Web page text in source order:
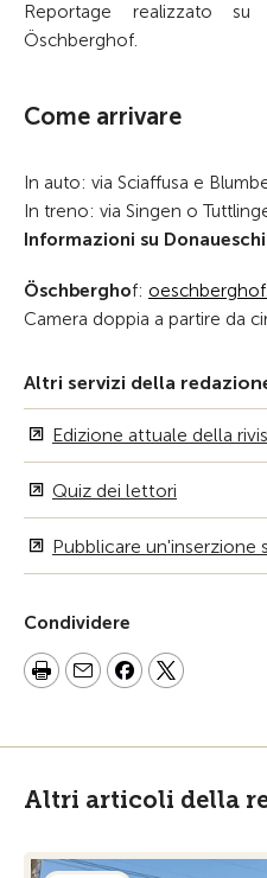
Reportage realizzato
Öschberghof.
Come arrivare
In auto: via Sciaffusa e
In treno: via Singen o
Informazioni su
Öschberghof:
Camera doppia a partire da
Altri servizi della
Edizione attuale della
Quiz dei lettori
Pubblicare un'inserzione
Condividere
Altri articoli della